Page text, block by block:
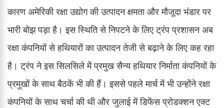
कारण अमेरिकी रक्षा उद्योग की उत्पादन क्षमता और मौजूदा भंडार पर
भारी बोझ पड़ा है। इस स्थिति से निपटने के लिए ट्रंप प्रशासन अब
रक्षा कंपनियों से हथियारों का उत्पादन तेजी से बढ़ाने के लिए कह रहा
है। ट्रंप ने इस सिलसिले में प्रमुख सैन्य हथियार निर्माता कंपनियों के
प्रमुखों के साथ बैठकें भी की हैं। इससे पहले मार्च में भी उन्होंने रक्षा
कंपनियों के साथ चर्चा की थी और जुलाई में डिफेंस प्रोडक्शन एक्ट